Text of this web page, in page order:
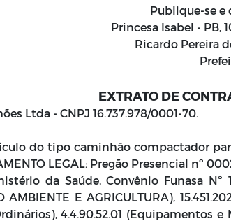
Publique-se e
Princesa Isabel - PB,
Ricardo Pereira
EXTRATO DE
Ltda - CNPJ 16.737.978/0001-70.
do tipo caminhão compactador
LEGAL: Pregão Presencial nº
da Saúde, Convênio Funasa Nº
AMBIENTE E AGRICULTURA),
4.4.90.52.01 (Equipamentos